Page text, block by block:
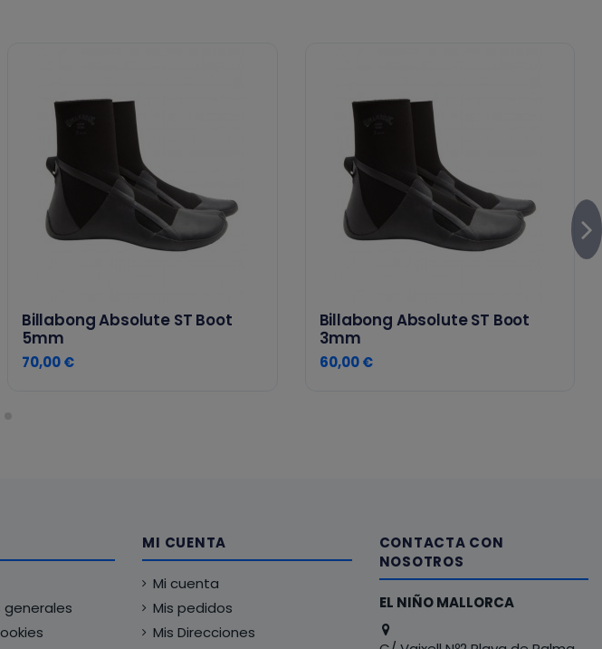
Billabong Absolute ST Boot
5mm
70,00 €
Billabong Absolute ST Boot
3mm
60,00 €
generales
MI CUENTA
Mi cuenta
Mis pedidos
Mis Direcciones
CONTACTA CON
NOSOTROS
EL NIÑO MALLORCA